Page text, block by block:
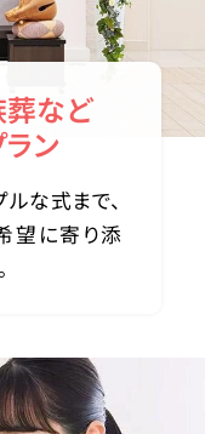
など
ン
な式まで、
望に寄り添